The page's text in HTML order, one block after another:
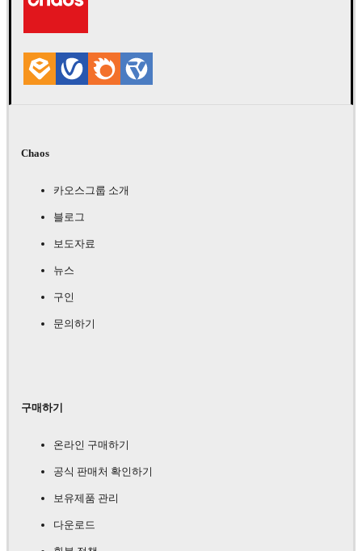
Chaos
카오스그룹 소개
블로그
보도자료
뉴스
구인
문의하기
구매하기
온라인 구매하기
공식 판매처 확인하기
보유제품 관리
다운로드